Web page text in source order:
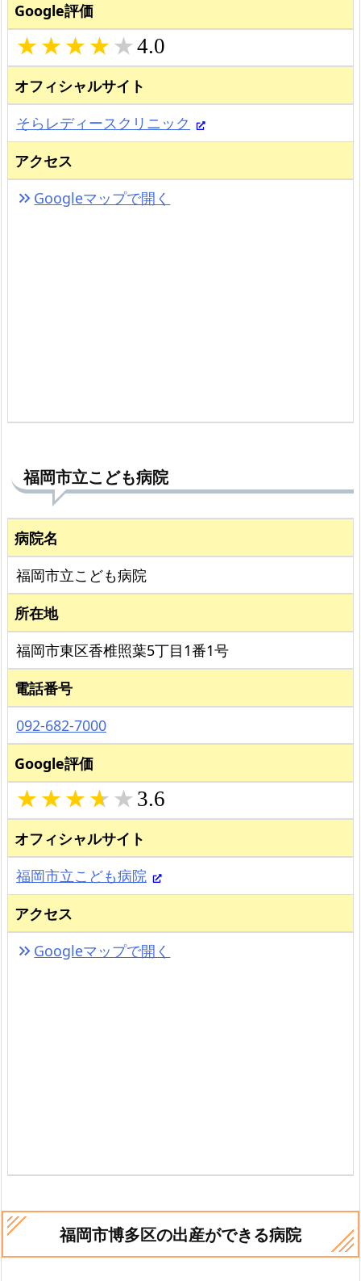
Google評価
4.0
オフィシャルサイト
そらレディースクリニック
アクセス
keyboard_double_arrow_right Googleマップで開く
福岡市立こども病院
病院名
福岡市立こども病院
所在地
福岡市東区香椎照葉5丁目1番1号
電話番号
092-682-7000
Google評価
3.6
オフィシャルサイト
福岡市立こども病院
アクセス
keyboard_double_arrow_right Googleマップで開く
福岡市博多区の出産ができる病院